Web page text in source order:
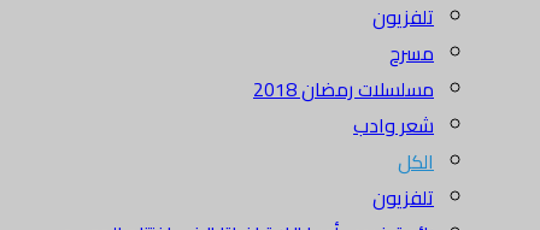
تلفزيون
مسرح
مسلسلات رمضان 2018
شعر وادب
الكل
تلفزيون